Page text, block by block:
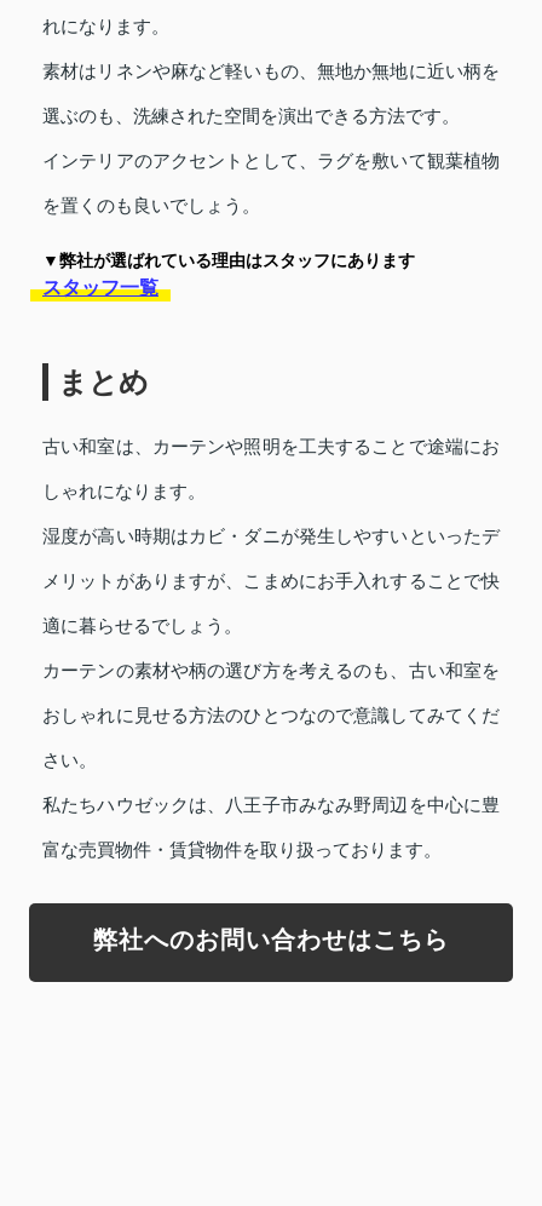
れになります。
素材はリネンや麻など軽いもの、無地か無地に近い柄を
選ぶのも、洗練された空間を演出できる方法です。
インテリアのアクセントとして、ラグを敷いて観葉植物
を置くのも良いでしょう。
▼弊社が選ばれている理由はスタッフにあります
スタッフ一覧
まとめ
古い和室は、カーテンや照明を工夫することで途端にお
しゃれになります。
湿度が高い時期はカビ・ダニが発生しやすいといったデ
メリットがありますが、こまめにお手入れすることで快
適に暮らせるでしょう。
カーテンの素材や柄の選び方を考えるのも、古い和室を
おしゃれに見せる方法のひとつなので意識してみてくだ
さい。
私たちハウゼックは、八王子市みなみ野周辺を中心に豊
富な売買物件・賃貸物件を取り扱っております。
弊社へのお問い合わせはこちら